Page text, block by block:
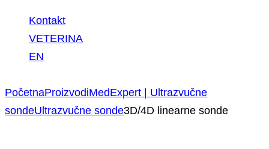
Kontakt
VETERINA
EN
PočetnaProizvodiMedExpert | Ultrazvučne
sondeUltrazvučne sonde3D/4D linearne sonde